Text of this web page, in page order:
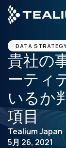
main
content
プラットフォ
ソリューショ
業種
DATA
貴社の
ーティ
いるか
項目
Tealium Japan
5月 26, 2021